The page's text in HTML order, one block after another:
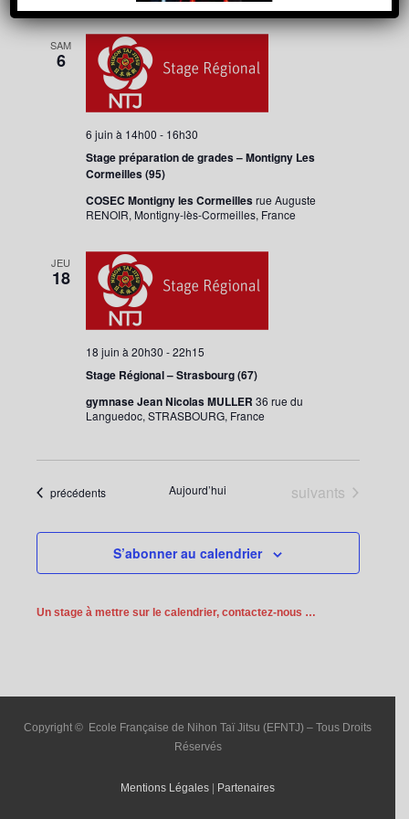
une
date.
SAM
6
Stage préparation de grades – Montigny Les
Cormeilles (95)
6 juin à 14h00 - 16h30
COSEC Montigny les Cormeillesrue Auguste
RENOIR, Montigny-lès-Cormeilles, France
JEU
18
Stage Régional – Strasbourg (67)
18 juin à 20h30 -22h15
gymnase Jean Nicolas MULLER 36 rue du
Languedoc, STRASBOURG, France
Évènements
précédents Aujourd’hui Évènements
suivants
S’abonner au calendrier
Un stage à mettre sur le calendrier, contactez-nous …
Copyright © Ecole Française de Nihon Taï Jitsu (EFNTJ) – Tous Droits
Réservés
Mentions Légales Partenaires